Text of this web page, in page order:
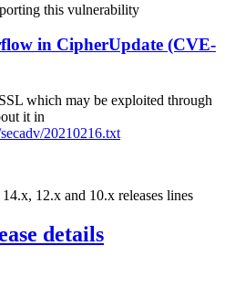
this vulnerability
in CipherUpdate (CVE-
which may be exploited through
it in
20210216.txt
12.x and 10.x releases lines
details